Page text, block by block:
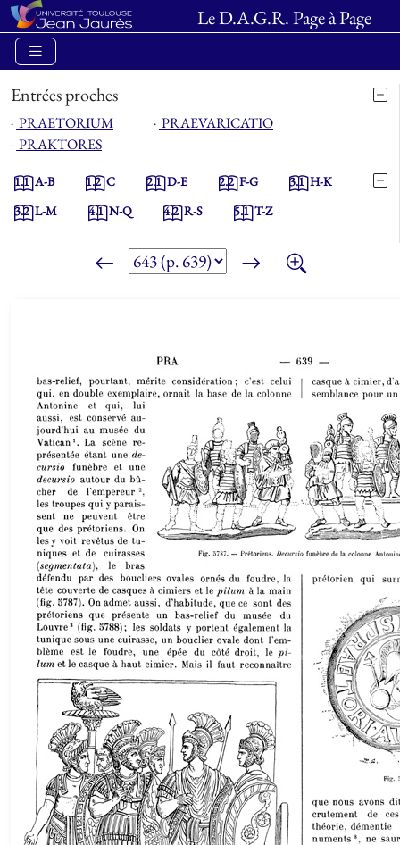
Le D.A.G.R. Page à Page
Entrées proches
⋅ PRAETORIUM ⋅ PRAEVARICATIO
⋅ PRAKTORES
1.1A-B 1.2C 2.1D-E 2.2F-G 3.1H-K
3.2L-M 4.1N-Q 4.2R-S 5.1T-Z